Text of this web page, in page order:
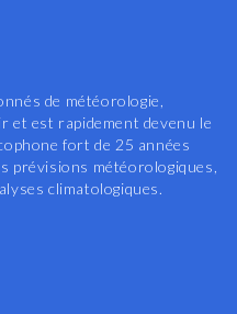
de météorologie,
et est rapidement devenu le
fort de 25 années
prévisions météorologiques,
climatologiques.